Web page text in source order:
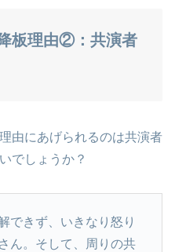
板理由②：共演者
由にあげられるのは共演者
でしょうか？
できず、いきなり怒り
ん。そして、周りの共